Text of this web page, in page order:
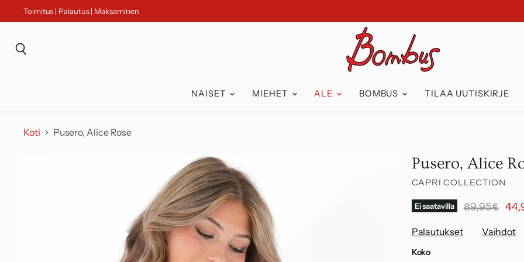
Toimitus | Palautus | Maksaminen
NAISET MIEHET ALE BOMBUS TILAA UUTISKIRJE
Koti Pusero, Alice Rose
Pusero, Alice
CAPRI COLLECTION
Ei saatavilla 89,95€
Palautukset Vaihdot
Koko